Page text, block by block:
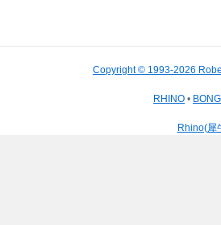
Copyright © 1993-2026
RHINO •
Rhino(犀